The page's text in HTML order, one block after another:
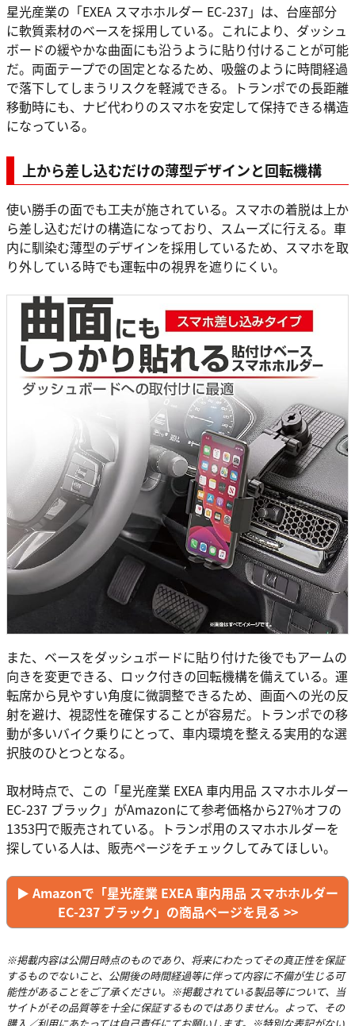
星光産業の「EXEA スマホホルダー EC-237」は、台座部分
に軟質素材のベースを採用している。これにより、ダッシュ
ボードの緩やかな曲面にも沿うように貼り付けることが可能
だ。両面テープでの固定となるため、吸盤のように時間経過
で落下してしまうリスクを軽減できる。トランポでの長距離
移動時にも、ナビ代わりのスマホを安定して保持できる構造
になっている。
上から差し込むだけの薄型デザインと回転機構
使い勝手の面でも工夫が施されている。スマホの着脱は上か
ら差し込むだけの構造になっており、スムーズに行える。車
内に馴染む薄型のデザインを採用しているため、スマホを取
り外している時でも運転中の視界を遮りにくい。
また、ベースをダッシュボードに貼り付けた後でもアームの
向きを変更できる、ロック付きの回転機構を備えている。運
転席から見やすい角度に微調整できるため、画面への光の反
射を避け、視認性を確保することが容易だ。トランポでの移
動が多いバイク乗りにとって、車内環境を整える実用的な選
択肢のひとつとなる。
取材時点で、この「星光産業 EXEA 車内用品 スマホホルダー
EC-237 ブラック」がAmazonにて参考価格から27%オフの
1353円で販売されている。トランポ用のスマホホルダーを
探している人は、販売ページをチェックしてみてほしい。
▶︎ Amazonで「星光産業 EXEA 車内用品 スマホホルダー
EC-237 ブラック」の商品ページを見る >>
※掲載内容は公開日時点のものであり、将来にわたってその真正性を保証
するものでないこと、公開後の時間経過等に伴って内容に不備が生じる可
能性があることをご了承ください。※掲載されている製品等について、当
サイトがその品質等を十全に保証するものではありません。よって、その